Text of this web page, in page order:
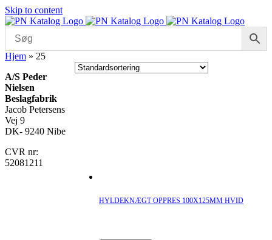
Skip to content
Hjem » 25
HYLDEKNÆGT OPPRES 100X125MM HVID
A/S Peder
Nielsen
Beslagfabrik
Jacob Petersens
Vej 9
DK- 9240 Nibe
CVR nr:
52081211